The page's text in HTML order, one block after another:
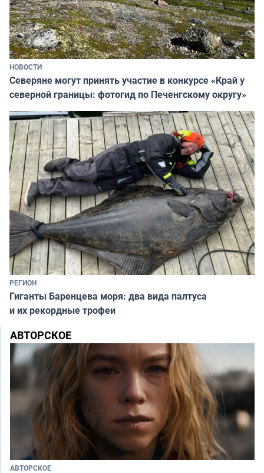
НОВОСТИ
Северяне могут принять участие в конкурсе «Край у
северной границы: фотогид по Печенгскому округу»
РЕГИОН
Гиганты Баренцева моря: два вида палтуса
и их рекордные трофеи
АВТОРСКОЕ
АВТОРСКОЕ